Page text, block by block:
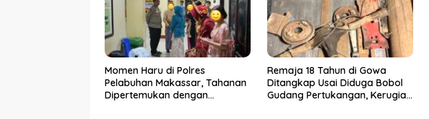
Momen Haru di Polres
Pelabuhan Makassar, Tahanan
Dipertemukan dengan
Remaja 18 Tahun di Gowa
Ditangkap Usai Diduga Bobol
Gudang Pertukangan, Kerugian